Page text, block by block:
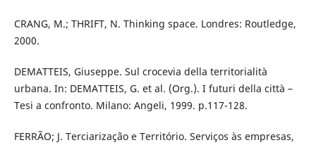
CRANG, M.; THRIFT, N. Thinking space. Londres: Routledge,
2000.
DEMATTEIS, Giuseppe. Sul crocevia della territorialità
urbana. In: DEMATTEIS, G. et al. (Org.). I futuri della città –
Tesi a confronto. Milano: Angeli, 1999. p.117-128.
FERRÃO; J. Terciarização e Território. Serviços às empresas,